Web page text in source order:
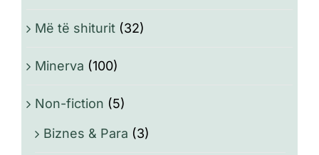
Më të shiturit (32)
Minerva (100)
Non-fiction (5)
Biznes & Para (3)